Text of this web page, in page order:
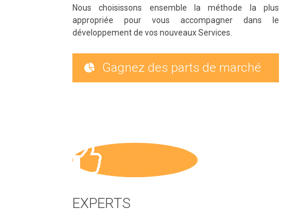
Nous choisissons ensemble la méthode la plus
appropriée pour vous accompagner dans le
développement de vos nouveaux Services.
Gagnez des parts de marché
EXPERTS